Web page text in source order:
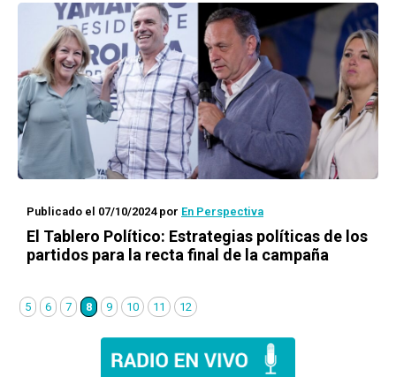
Publicado el 07/10/2024por En Perspectiva
El Tablero Político: Estrategias políticas de los
partidos para la recta final de la campaña
5 6 7 8 9 10 11 12